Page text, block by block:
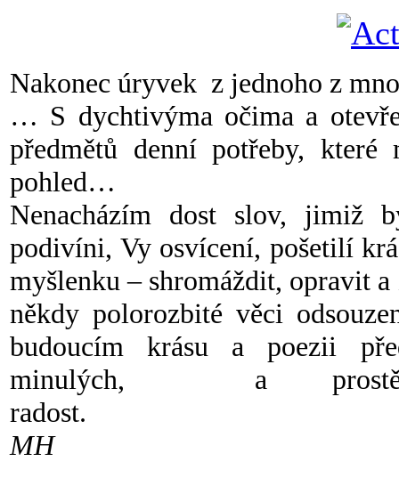
Nakonec úryvek z jednoho z
… S dychtivýma očima a
předmětů denní potřeby,
pohled…
Nenacházím dost slov, jimiž
podivíni, Vy osvícení, pošetilí
myšlenku – shromáždit, opravit
někdy polorozbité věci
budoucím krásu a poezii
minulých, a
MH